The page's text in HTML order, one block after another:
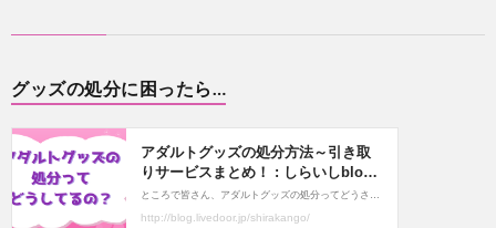
グッズの処分に困ったら…